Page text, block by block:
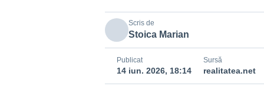
Scris de
Stoica Marian
Publicat
14 iun. 2026, 18:14
Sursă
realitatea.net